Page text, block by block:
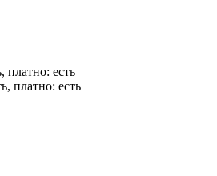
платно: есть
платно: есть